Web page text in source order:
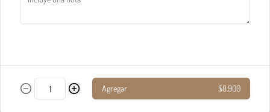
Pasta calderete pollo al pesto
Agregar $8.900